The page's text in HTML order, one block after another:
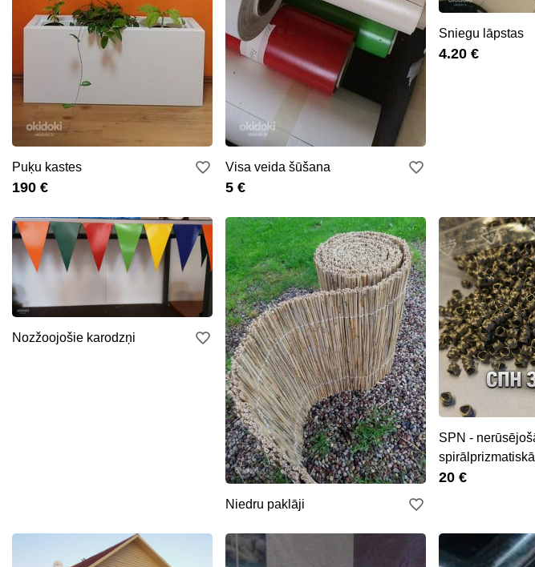
Puķu kastes
190 €
Visa veida šūšana
5 €
Sniegu lāpstas
4.20 €
Nozžoojošie karodzņi
Niedru paklāji
SPN -
20 €